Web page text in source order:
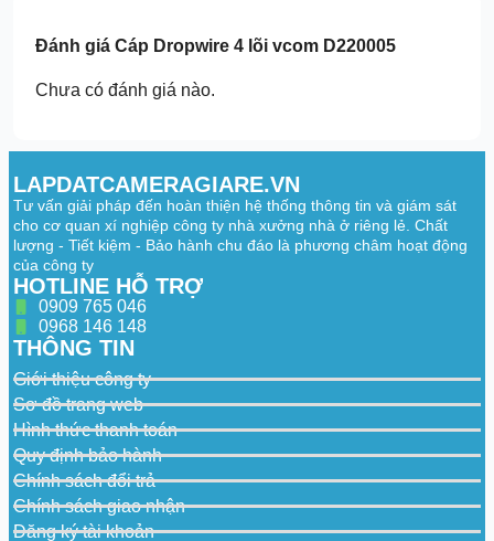
Đánh giáCáp Dropwire 4 lõi vcom D220005
Chưa có đánh giá nào.
LAPDATCAMERAGIARE.VN
Tư vấn giải pháp đến hoàn thiện hệ thống thông tin và giám sát
cho cơ quan xí nghiệp công ty nhà xưởng nhà ở riêng lẻ. Chất
lượng - Tiết kiệm - Bảo hành chu đáo là phương châm hoạt động
của công ty
HOTLINE HỖ TRỢ
0909 765 046
0968 146 148
THÔNG TIN
Giới thiệu công ty
Sơ đồ trang web
Hình thức thanh toán
Quy định bảo hành
Chính sách đổi trả
Chính sách giao nhận
Đăng ký tài khoản